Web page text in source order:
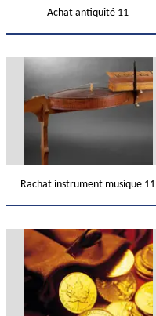
Achat antiquité 11
Rachat instrument musique 11